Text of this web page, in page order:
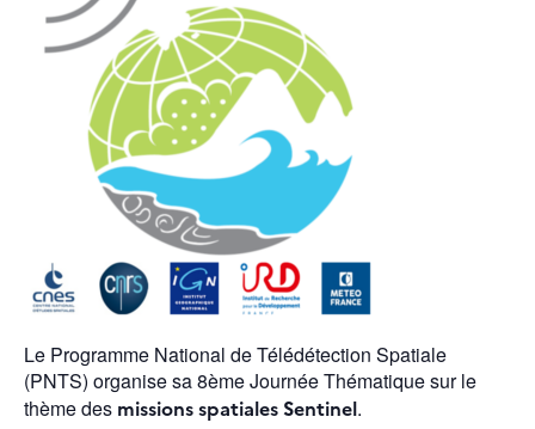
Le Programme National de Télédétection Spatiale
(PNTS) organise sa 8ème Journée Thématique sur le
thème des missions spatiales Sentinel.